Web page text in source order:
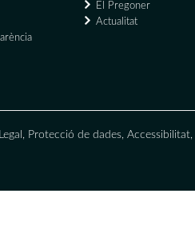
El Pregoner
Actualitat
, Protecció de dades, Accessibilitat,